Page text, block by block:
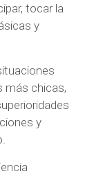
tocar la
y
más chicas,
y